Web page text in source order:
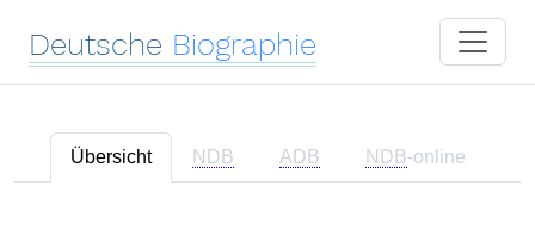
Deutsche Biographie
Übersicht NDB ADB NDB-online